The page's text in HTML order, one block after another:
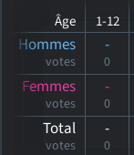
Âge 1-12
Hommes
votes
-
0
Femmes
votes
-
0
Total
votes
-
0